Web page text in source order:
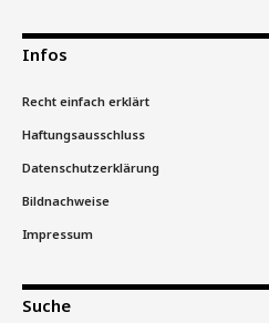
Infos
Recht einfach erklärt
Haftungsausschluss
Datenschutzerklärung
Bildnachweise
Impressum
Suche